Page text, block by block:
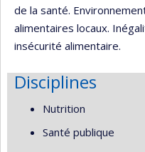
de la santé.
alimentaires locaux.
insécurité alimentaire.
Disciplines
Nutrition
Santé publique